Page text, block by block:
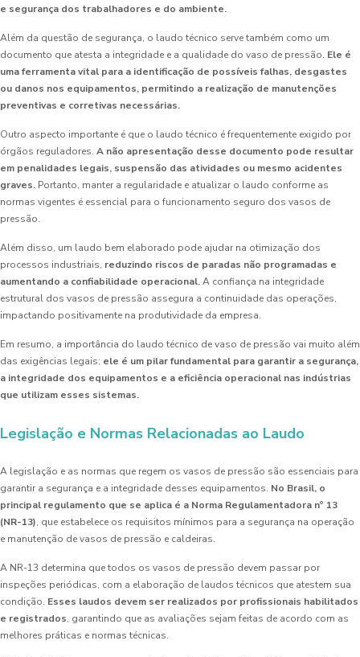
e segurança dos trabalhadores e do ambiente.
Além da questão de segurança, o laudo técnico serve também como um
documento que atesta a integridade e a qualidade do vaso de pressão. Ele é
uma ferramenta vital para a identificação de possíveis falhas, desgastes
ou danos nos equipamentos, permitindo a realização de manutenções
preventivas e corretivas necessárias.
Outro aspecto importante é que o laudo técnico é frequentemente exigido por
órgãos reguladores. A não apresentação desse documento pode resultar
em penalidades legais, suspensão das atividades ou mesmo acidentes
graves. Portanto, manter a regularidade e atualizar o laudo conforme as
normas vigentes é essencial para o funcionamento seguro dos vasos de
pressão.
Além disso, um laudo bem elaborado pode ajudar na otimização dos
processos industriais, reduzindo riscos de paradas não programadas e
aumentando a confiabilidade operacional.A confiança na integridade
estrutural dos vasos de pressão assegura a continuidade das operações,
impactando positivamente na produtividade da empresa.
Em resumo, a importância do laudo técnico de vaso de pressão vai muito além
das exigências legais; ele é um pilar fundamental para garantir a segurança,
a integridade dos equipamentos e a eficiência operacional nas indústrias
que utilizam esses sistemas.
Legislação e Normas Relacionadas ao Laudo
A legislação e as normas que regem os vasos de pressão são essenciais para
garantir a segurança e a integridade desses equipamentos. No Brasil, o
principal regulamento que se aplica é a Norma Regulamentadora nº 13
(NR-13), que estabelece os requisitos mínimos para a segurança na operação
e manutenção de vasos de pressão e caldeiras.
A NR-13 determina que todos os vasos de pressão devem passar por
inspeções periódicas, com a elaboração de laudos técnicos que atestem sua
condição. Esses laudos devem ser realizados por profissionais habilitados
e registrados, garantindo que as avaliações sejam feitas de acordo com as
melhores práticas e normas técnicas.